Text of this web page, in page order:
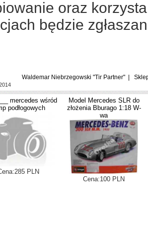
oraz
będzie
Waldemar Niebrzegowski "Tir Partner" |
mercedes wśród
podłogowych
PLN
Model Mercedes SLR do
złożenia Bburago 1:18 W-
wa
Cena:100 PLN